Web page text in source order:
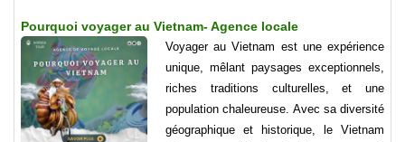
Pourquoi voyager au Vietnam- Agence locale
Voyager au Vietnam est une expérience
unique, mêlant paysages exceptionnels,
riches traditions culturelles, et une
population chaleureuse. Avec sa diversité
géographique et historique, le Vietnam